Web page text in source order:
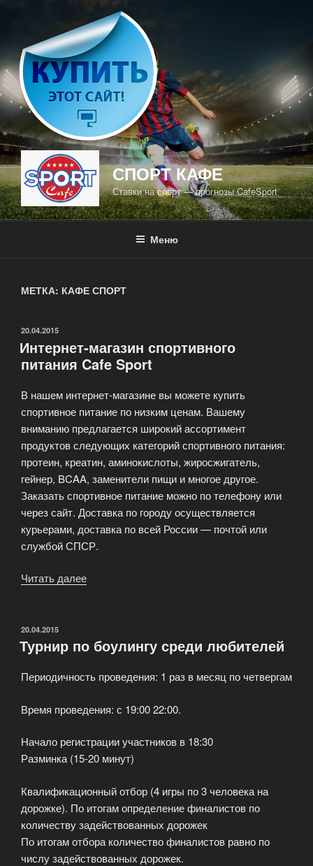
содержимому
СПОРТ КАФЕ
Ставки на спорт — прогнозы CafeSport
Меню
МЕТКА: КАФЕ СПОРТ
ОПУБЛИКОВАНО
20.04.2015
Интернет-магазин спортивного
питания Cafe Sport
В нашем интернет-магазине вы можете купить
спортивное питание по низким ценам. Вашему
вниманию предлагается широкий ассортимент
продуктов следующих категорий спортивного питания:
протеин, креатин, аминокислоты, жиросжигатель,
гейнер, BCAA, заменители пищи и многое другое.
Заказать спортивное питание можно по телефону или
через сайт. Доставка по городу осуществляется
курьерами, доставка по всей России — почтой или
службой СПСР.
Читать далее
Cafe
ОПУБЛИКОВАНО
20.04.2015
Турнир по боулингу среди любителей
Периодичность проведения: 1 раз в месяц по четвергам
Время проведения: с 19:00 22:00.
Начало регистрации участников в 18:30
Разминка (15-20 минут)
Квалификационный отбор (4 игры по 3 человека на
дорожке). По итогам определение финалистов по
количеству задействованных дорожек
По итогам отбора количество финалистов равно по
числу задействованных дорожек.